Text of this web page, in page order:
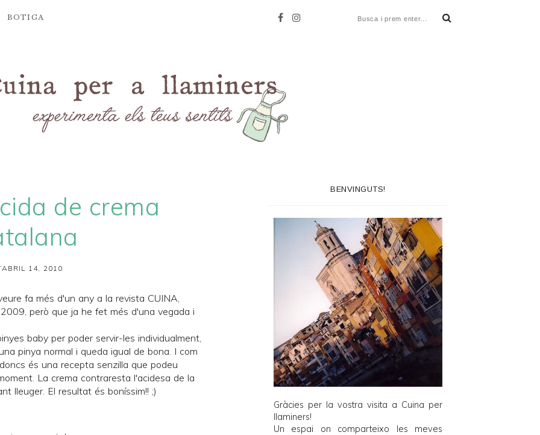
BOTIGA
de crema
14, 2010
fa més d'un any a la revista CUINA,
, però que ja he fet més d'una vegada i
baby per poder servir-les individualment,
pinya normal i queda igual de bona. I com
és una recepta senzilla que podeu
La crema contraresta l'acidesa de la
lleuger. El resultat és boníssim!! ;)
BENVINGUTS!
Gràcies per la vostra visita a Cuina per
llaminers!
Un espai on comparteixo les meves